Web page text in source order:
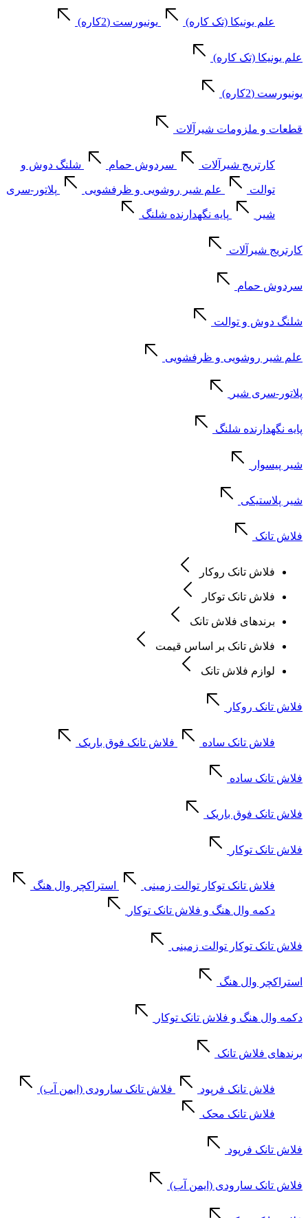
علم یونیکا (تک کاره) یونیورست (2کاره)
علم یونیکا (تک کاره)
یونیورست (2کاره)
قطعات و ملزومات شیرآلات
کارتریج شیرآلات سردوش حمام شلنگ دوش و
توالت علم شیر روشویی و ظرفشویی پلاتور-سری
شیر پایه نگهدارنده شلنگ
کارتریج شیرآلات
سردوش حمام
شلنگ دوش و توالت
علم شیر روشویی و ظرفشویی
پلاتور-سری شیر
پایه نگهدارنده شلنگ
شیر پیسوار
شیر پلاستیکی
فلاش تانک
فلاش تانک روکار
فلاش تانک توکار
برندهای فلاش تانک
فلاش تانک بر اساس قیمت
لوازم فلاش تانک
فلاش تانک روکار
فلاش تانک ساده فلاش تانک فوق باریک
فلاش تانک ساده
فلاش تانک فوق باریک
فلاش تانک توکار
فلاش تانک توکار توالت زمینی استراکچر وال هنگ
دکمه وال هنگ و فلاش تانک توکار
فلاش تانک توکار توالت زمینی
استراکچر وال هنگ
دکمه وال هنگ و فلاش تانک توکار
برندهای فلاش تانک
فلاش تانک فرپود فلاش تانک سارودی (ایمن آب)
فلاش تانک محک
فلاش تانک فرپود
فلاش تانک سارودی (ایمن آب)